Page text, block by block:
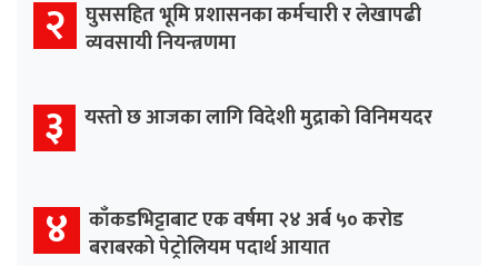
२ घुससहित भूमि प्रशासनका कर्मचारी र लेखापढी
व्यवसायी नियन्त्रणमा
३ यस्तो छ आजका लागि विदेशी मुद्राको विनिमयदर
४ काँकडभिट्टाबाट एक वर्षमा २४ अर्ब ५० करोड
बराबरको पेट्रोलियम पदार्थ आयात